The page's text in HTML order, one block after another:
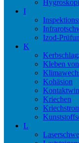
I
Izod-
K
Kleben
Kohäsion
Kriechen
L